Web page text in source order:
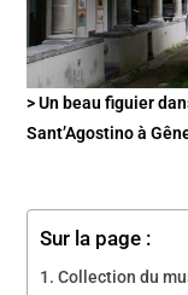
> Un beau figuier
Sant’Agostino à
Sur la page :
Collection du